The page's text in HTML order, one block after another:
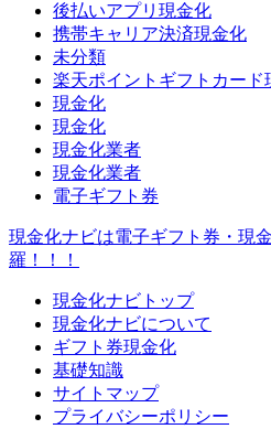
後払いアプリ現金化
携帯キャリア決済現金化
未分類
楽天ポイントギフトカード
現金化
現金化
現金化業者
現金化業者
電子ギフト券
現金化ナビは電子ギフト券・現
羅！！！
現金化ナビトップ
現金化ナビについて
ギフト券現金化
基礎知識
サイトマップ
プライバシーポリシー